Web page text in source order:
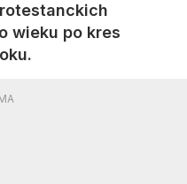
wieku po kres